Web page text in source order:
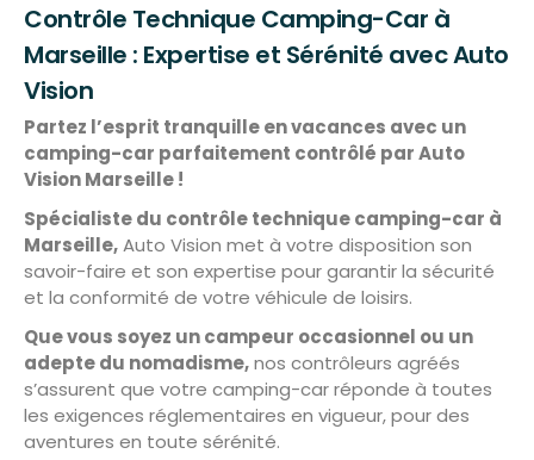
Contrôle Technique Camping-Car à
Marseille : Expertise et Sérénité avec Auto
Vision
Partez l’esprit tranquille en vacances avec un
camping-car parfaitement contrôlé par Auto
Vision Marseille !
Spécialiste du contrôle technique camping-car à
Marseille,Auto Vision met à votre disposition son
savoir-faire et son expertise pour garantir la sécurité
et la conformité de votre véhicule de loisirs.
Que vous soyez un campeur occasionnel ou un
adepte du nomadisme,nos contrôleurs agréés
s’assurent que votre camping-car réponde à toutes
les exigences réglementaires en vigueur, pour des
aventures en toute sérénité.